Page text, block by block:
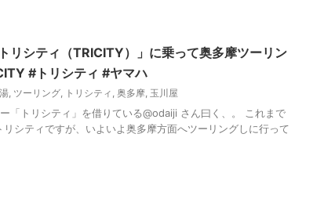
リシティ（TRICITY）」に乗って奥多摩ツーリン
#トリシティ #ヤマハ
, ツーリング, トリシティ , 奥多摩, 玉川屋
「トリシティ」を借りている@odaiji さん曰く、。 これまで
シティですが、いよいよ奥多摩方面へツーリングしに行って